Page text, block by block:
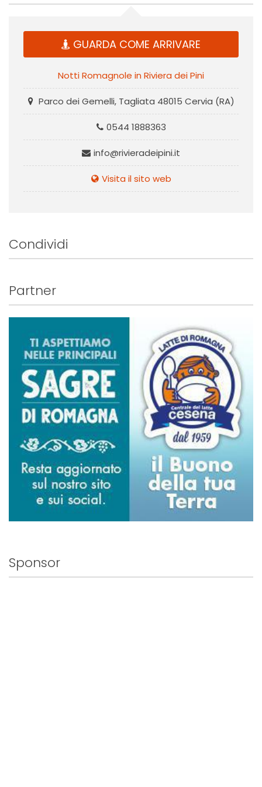
GUARDA COME ARRIVARE
Notti Romagnole in Riviera dei Pini
Parco dei Gemelli, Tagliata 48015 Cervia (RA)
0544 1888363
info@rivieradeipini.it
Visita il sito web
Condividi
Partner
Sponsor